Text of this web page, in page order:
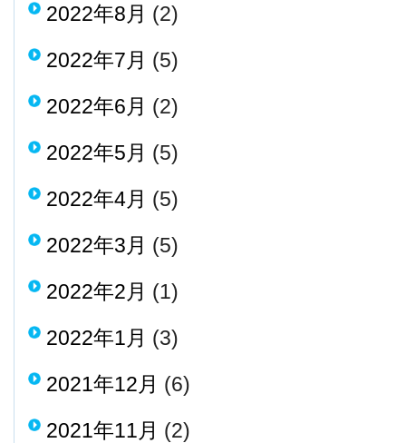
2022年8月 (2)
2022年7月 (5)
2022年6月 (2)
2022年5月 (5)
2022年4月 (5)
2022年3月 (5)
2022年2月 (1)
2022年1月 (3)
2021年12月 (6)
2021年11月 (2)